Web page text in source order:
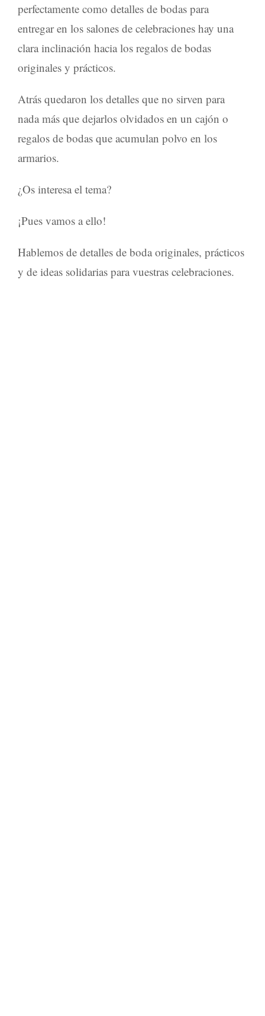
perfectamente como detalles de bodas para
entregar en los salones de celebraciones hay una
clara inclinación hacia los regalos de bodas
originales y prácticos.
Atrás quedaron los detalles que no sirven para
nada más que dejarlos olvidados en un cajón o
regalos de bodas que acumulan polvo en los
armarios.
¿Os interesa el tema?
¡Pues vamos a ello!
Hablemos de detalles de boda originales, prácticos
y de ideas solidarias para vuestras celebraciones.